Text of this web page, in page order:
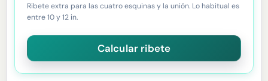
Ribete extra para las cuatro esquinas y la unión. Lo habitual es
entre 10 y 12 in.